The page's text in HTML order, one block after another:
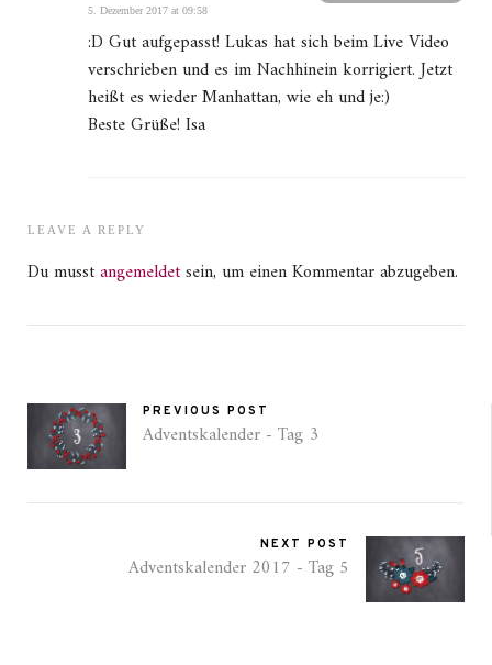
5. Dezember 2017 at 09:58
:D Gut aufgepasst! Lukas hat sich beim Live Video
verschrieben und es im Nachhinein korrigiert. Jetzt
heißt es wieder Manhattan, wie eh und je:)
Beste Grüße! Isa
LEAVE A REPLY
Du musstangemeldetsein, um einen Kommentar abzugeben.
PREVIOUS POST
Adventskalender - Tag 3
NEXT POST
Adventskalender 2017 - Tag 5